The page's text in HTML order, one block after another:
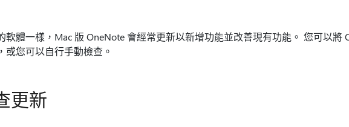
軟體一樣，Mac 版 OneNote 會經常更新以新增功能並改善現有功能。 您可以將
或您可以自行手動檢查。
更新